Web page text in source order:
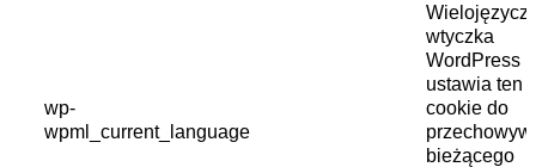
wp-
wpml_current_language
wtyczka
WordPress
ustawia ten
cookie do
bieżącego